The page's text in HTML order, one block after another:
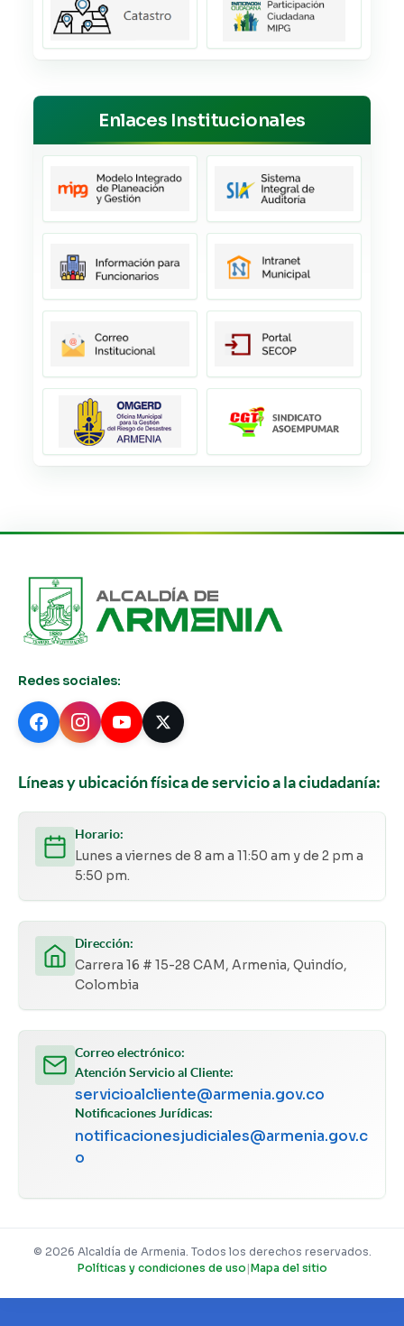
Enlaces Institucionales
Redes sociales:
Líneas y ubicación física de servicio a la ciudadanía:
Horario:
Lunes a viernes de 8 am a 11:50 am y de 2 pm a
5:50 pm.
Dirección:
Carrera 16 # 15-28 CAM, Armenia, Quindío,
Colombia
Correo electrónico:
Atención Servicio al Cliente:
servicioalcliente@armenia.gov.co
Notificaciones Jurídicas:
notificacionesjudiciales@armenia.gov.c
o
© 2026 Alcaldía de Armenia. Todos los derechos reservados.
Políticas y condiciones de uso |Mapa del sitio